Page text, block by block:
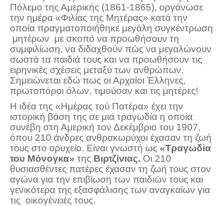
Πόλεμο της Αμερικής (1861-1865), οργάνωσε
την ημέρα «Φιλίας της Μητέρας» κατά την
οποία πραγματοποιήθηκε μεγάλη συγκέντρωση
μητέρων με σκοπό να προωθήσουν τη
συμφιλίωση, να διδαχθούν πώς να μεγαλώνουν
σωστά τα παιδιά τους και να προωθήσουν τις
ειρηνικές σχέσεις μεταξύ των ανθρώπων.
Σημειώνεται εδώ πως οι Αρχαίοι Έλληνες,
πρωτοπόροι όλων, τιμούσαν και τις μητέρες!
Η ιδέα της «Ημέρας τού Πατέρα» έχει την
ιστορική βάση της σε μια τραγωδία η οποία
συνέβη στη Αμερική τον Δεκέμβριο του 1907,
όπου 210 άνδρες ανθρακωρύχοι έχασαν τη ζωή
τους στο ορυχείο. Είναι γνωστή ως «Τραγωδία
του Μόνογκα» της Βιρτζίνιας. Οι 210
θυσιασθέντες πατέρες έχασαν τη ζωή τους στον
αγώνα για την επιβίωση των παιδιών τους και
γενικότερα της εξασφάλισης των αναγκαίων για
τις οικογένειές τους.